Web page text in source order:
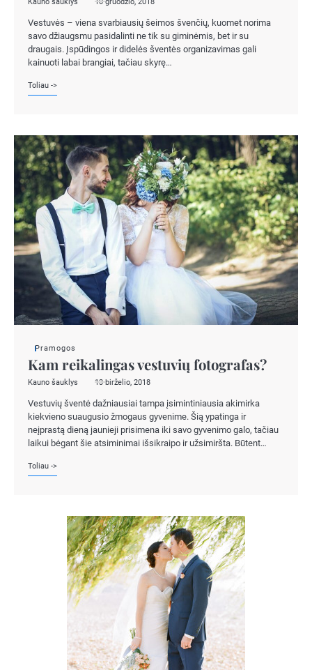
Kauno šauklys 10 gruodžio, 2018
Vestuvės – viena svarbiausių šeimos švenčių, kuomet norima
savo džiaugsmu pasidalinti ne tik su giminėmis, bet ir su
draugais. Įspūdingos ir didelės šventės organizavimas gali
kainuoti labai brangiai, tačiau skyrę…
Toliau ->
Pramogos
Kam reikalingas vestuvių fotografas?
Kauno šauklys 13 birželio, 2018
Vestuvių šventė dažniausiai tampa įsimintiniausia akimirka
kiekvieno suaugusio žmogaus gyvenime. Šią ypatinga ir
neįprastą dieną jaunieji prisimena iki savo gyvenimo galo, tačiau
laikui bėgant šie atsiminimai išsikraipo ir užsimiršta. Būtent…
Toliau ->